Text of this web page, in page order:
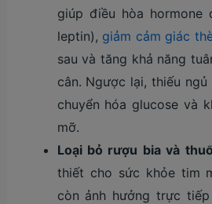
giúp điều hòa hormone
leptin), giảm cảm giác
sau và tăng khả năng
cân. Ngược lại, thiếu
chuyển hóa glucose và
mỡ.
Loại bỏ rượu bia và
thiết cho sức khỏe tim
còn ảnh hưởng trực